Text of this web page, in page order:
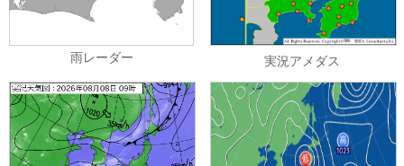
雨レーダー 実況アメダス